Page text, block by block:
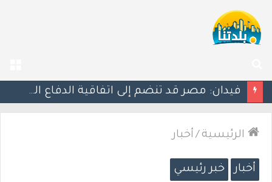
عن
الرئيسية / أخبار
أخبار خبر رئيسي